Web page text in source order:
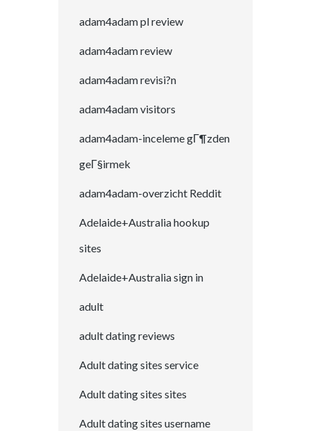
adam4adam pl review
adam4adam review
adam4adam revisi?n
adam4adam visitors
adam4adam-inceleme gГ¶zden
geГ§irmek
adam4adam-overzicht Reddit
Adelaide+Australia hookup
sites
Adelaide+Australia sign in
adult
adult dating reviews
Adult dating sites service
Adult dating sites sites
Adult dating sites username